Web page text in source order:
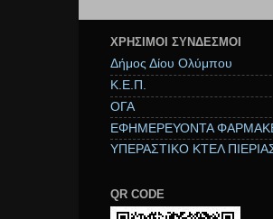
ΧΡΉΣΙΜΟΙ ΣΥΝΔΕΣΜΟΙ
Δήμος Δίου Ολύμπου
Κ.Ε.Π.
ΟΓΑ
ΕΦΗΜΕΡΕΥΟΝΤΑ
ΥΠΕΡΑΣΤΙΚΟ ΚΤΕΛ
QR CODE